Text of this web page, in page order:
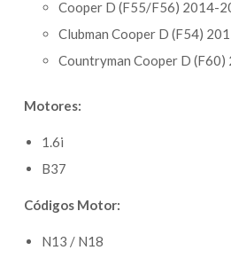
Cooper D (F55/F56) 2014-
Clubman Cooper D (F54)
Countryman Cooper D
Motores:
1.6i
B37
Códigos Motor:
N13 / N18